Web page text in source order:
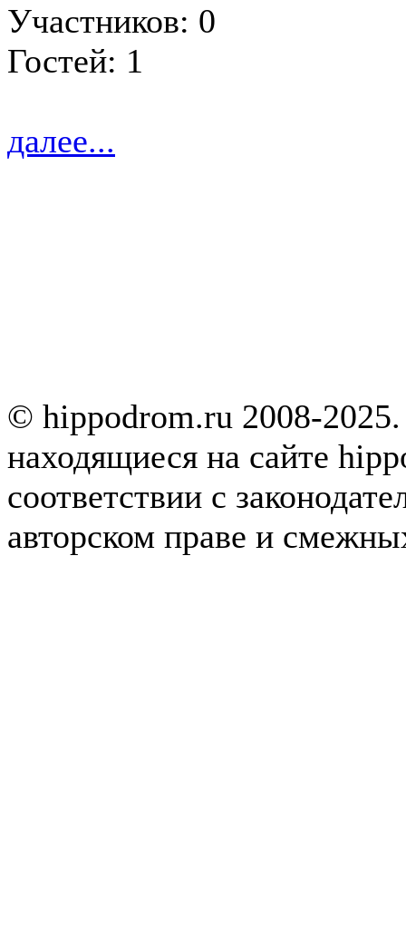
Участников: 0
Гостей: 1
далее...
© hippodrom.ru 2008-
находящиеся на сайте
соответствии с
авторском праве и